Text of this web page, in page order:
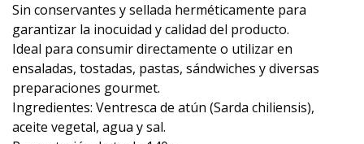
Sin conservantes y sellada herméticamente para
garantizar la inocuidad y calidad del producto.
Ideal para consumir directamente o utilizar en
ensaladas, tostadas, pastas, sándwiches y diversas
preparaciones gourmet.
Ingredientes: Ventresca de atún (Sarda chiliensis),
aceite vegetal, agua y sal.